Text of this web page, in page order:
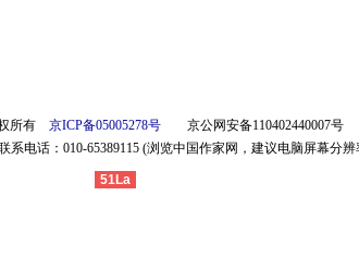
所有 京ICP备05005278号京公网安备110402440007号
系电话：010-65389115 (浏览中国作家网，建议电脑屏幕分辨
51La